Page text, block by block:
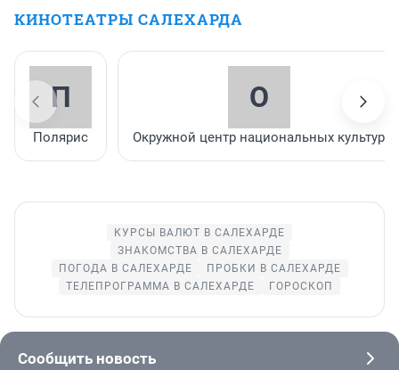
КИНОТЕАТРЫ САЛЕХАРДА
П
Полярис
О
Окружной центр национальных культур
КУРСЫ ВАЛЮТ В САЛЕХАРДЕ
ЗНАКОМСТВА В САЛЕХАРДЕ
ПОГОДА В САЛЕХАРДЕ
ПРОБКИ В САЛЕХАРДЕ
ТЕЛЕПРОГРАММА В САЛЕХАРДЕ
ГОРОСКОП
Сообщить новость